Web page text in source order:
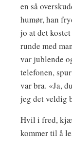
en så
humør, han
jo at det
runde med
var jublende
telefonen,
var bra. «Ja,
jeg det veldig
Hvil i fred,
kommer til å